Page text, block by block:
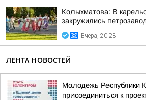
Колыхматова: В
закружились
Вчера, 20:28
ЛЕНТА НОВОСТЕЙ
Молодежь Республики
присоединиться к